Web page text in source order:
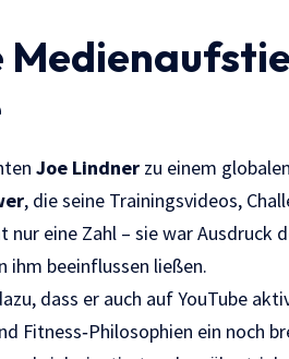
Joe Lindner zu einem
, die seine Trainingsvideos,
nur eine Zahl – sie war Ausdruck
ihm beeinflussen ließen.
dass er auch auf YouTube
Fitness‑Philosophien ein noch